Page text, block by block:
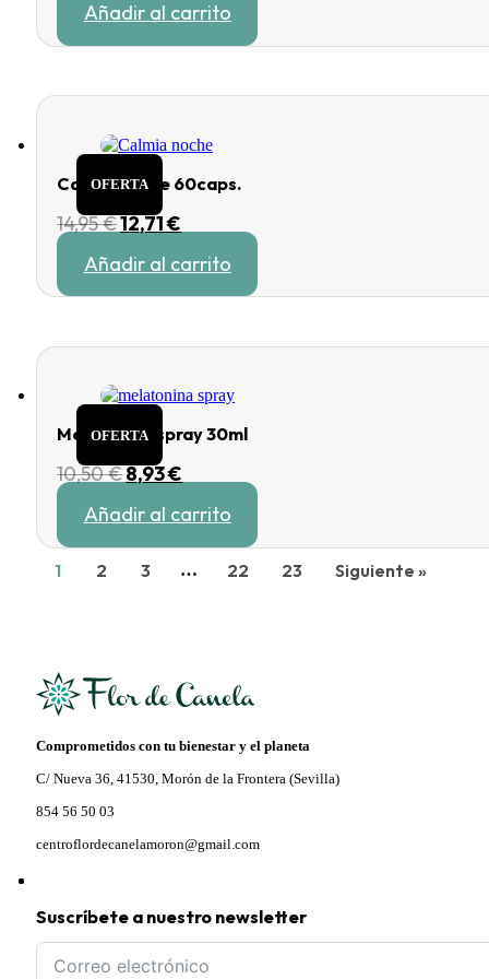
Añadir al carrito
OFERTA
Calmia noche 60caps.
14,95€El
original
era:
12,71€
actual
es:
Añadir al carrito
OFERTA
Melatonina spray 30ml
10,50€El
original
era:
10,50 €.
8,93€
actual
es:
8,93 €.
Añadir al carrito
1 2 3 … 22 23 Siguiente »
Comprometidos con tu bienestar y el planeta
C/ Nueva 36, 41530, Morón de la Frontera (Sevilla)
854 56 50 03
centroflordecanelamoron@gmail.com
Suscríbete a nuestro newsletter